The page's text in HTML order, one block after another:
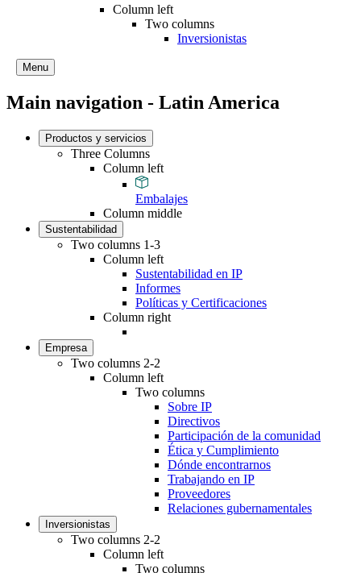
Column left
Two columns
Inversionistas
Menu
Main navigation - Latin America
Productos y servicios
Three Columns
Column left
Embalajes
Column middle
Sustentabilidad
Two columns 1-3
Column left
Sustentabilidad en IP
Informes
Políticas y Certificaciones
Column right
Empresa
Two columns 2-2
Column left
Two columns
Sobre IP
Directivos
Participación de la comunidad
Ética y Cumplimiento
Dónde encontrarnos
Trabajando en IP
Proveedores
Relaciones gubernamentales
Inversionistas
Two columns 2-2
Column left
Two columns